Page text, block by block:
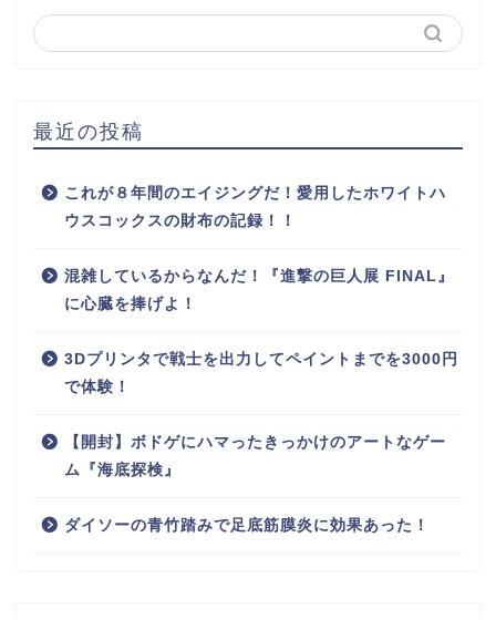
最近の投稿
これが８年間のエイジングだ！愛用したホワイトハ
ウスコックスの財布の記録！！
混雑しているからなんだ！『進撃の巨人展 FINAL』
に心臓を捧げよ！
3Dプリンタで戦士を出力してペイントまでを3000円
で体験！
【開封】ボドゲにハマったきっかけのアートなゲー
ム『海底探検』
ダイソーの青竹踏みで足底筋膜炎に効果あった！